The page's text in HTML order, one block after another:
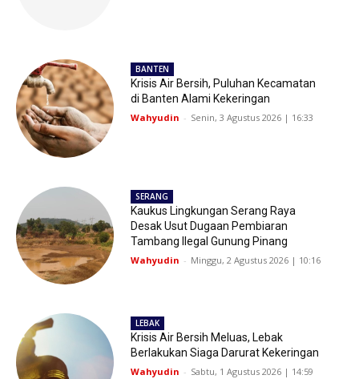
BANTEN
Krisis Air Bersih, Puluhan Kecamatan
di Banten Alami Kekeringan
Wahyudin - Senin, 3 Agustus 2026 | 16:33
SERANG
Kaukus Lingkungan Serang Raya
Desak Usut Dugaan Pembiaran
Tambang Ilegal Gunung Pinang
Wahyudin - Minggu, 2 Agustus 2026 | 10:16
LEBAK
Krisis Air Bersih Meluas, Lebak
Berlakukan Siaga Darurat Kekeringan
Wahyudin - Sabtu, 1 Agustus 2026 | 14:59